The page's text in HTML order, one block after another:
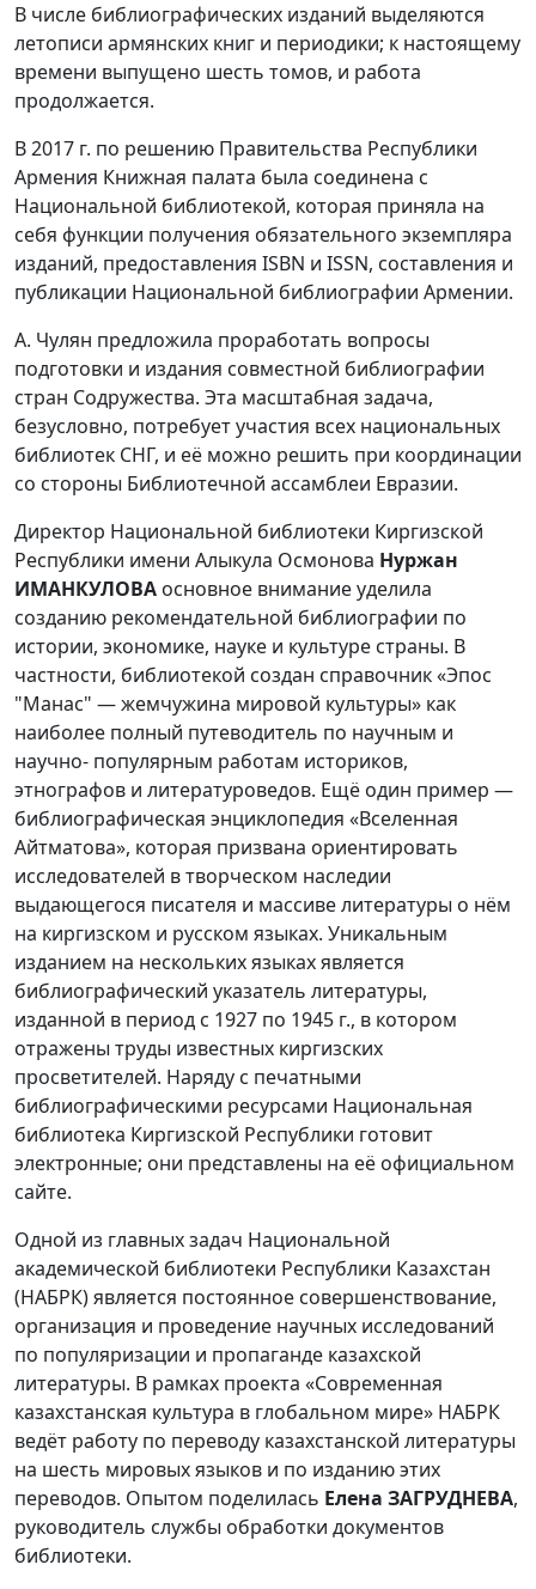
В числе библиографических изданий выделяются
летописи армянских книг и периодики; к настоящему
времени выпущено шесть томов, и работа
продолжается.
В 2017 г. по решению Правительства Республики
Армения Книжная палата была соединена с
Национальной библиотекой, которая приняла на
себя функции получения обязательного экземпляра
изданий, предоставления ISBN и ISSN, составления и
публикации Национальной библиографии Армении.
А. Чулян предложила проработать вопросы
подготовки и издания совместной библиографии
стран Содружества. Эта масштабная задача,
безусловно, потребует участия всех национальных
библиотек СНГ, и её можно решить при координации
со стороны Библиотечной ассамблеи Евразии.
Директор Национальной библиотеки Киргизской
Республики имени Алыкула Осмонова Нуржан
ИМАНКУЛОВА основное внимание уделила
созданию рекомендательной библиографии по
истории, экономике, науке и культуре страны. В
частности, библиотекой создан справочник «Эпос
"Манас" — жемчужина мировой культуры» как
наиболее полный путеводитель по научным и
научно- популярным работам историков,
этнографов и литературоведов. Ещё один пример —
библиографическая энциклопедия «Вселенная
Айтматова», которая призвана ориентировать
исследователей в творческом наследии
выдающегося писателя и массиве литературы о нём
на киргизском и русском языках. Уникальным
изданием на нескольких языках является
библиографический указатель литературы,
изданной в период с 1927 по 1945 г., в котором
отражены труды известных киргизских
просветителей. Наряду с печатными
библиографическими ресурсами Национальная
библиотека Киргизской Республики готовит
электронные; они представлены на её официальном
сайте.
Одной из главных задач Национальной
академической библиотеки Республики Казахстан
(НАБРК) является постоянное совершенствование,
организация и проведение научных исследований
по популяризации и пропаганде казахской
литературы. В рамках проекта «Современная
казахстанская культура в глобальном мире» НАБРК
ведёт работу по переводу казахстанской литературы
на шесть мировых языков и по изданию этих
переводов. Опытом поделилась Елена ЗАГРУДНЕВА,
руководитель службы обработки документов
библиотеки.